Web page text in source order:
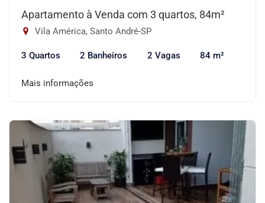
Apartamento à Venda com 3 quartos, 84m²
Vila América, Santo André-SP
3 Quartos 2 Banheiros 2 Vagas 84 m²
Mais informações